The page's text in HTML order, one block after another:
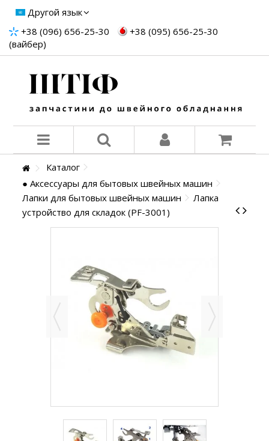
Другой язык
+38 (096) 656-25-30
+38 (095) 656-25-30
(вайбер)
Каталог
● Аксессуары для бытовых швейных машин
Лапки для бытовых швейных машин
Лапка
устройство для складок (PF-3001)